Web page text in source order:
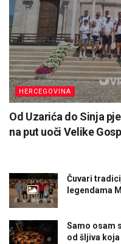
HERCEGOVINA
Od Uzarića do Sinja
na put uoči Velike
Čuvari
legendama
Samo osam
od šljiva